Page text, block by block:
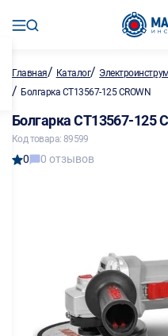
Главная/ Каталог/
/ Болгарка CT13567-125 CROWN
Болгарка CT13567-125
Код товара: 89599
0 0 отзывов